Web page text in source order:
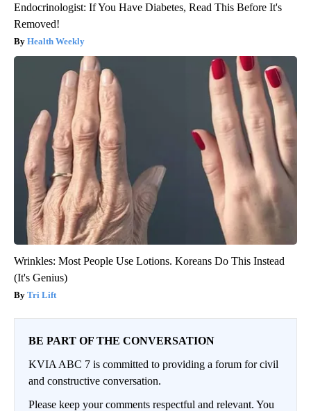
Endocrinologist: If You Have Diabetes, Read This Before It's
Removed!
Health Weekly
Wrinkles: Most People Use Lotions. Koreans Do This Instead
(It's Genius)
Tri Lift
BE PART OF THE CONVERSATION
KVIA ABC 7 is committed to providing a forum for civil
and constructive conversation.
Please keep your comments respectful and relevant. You